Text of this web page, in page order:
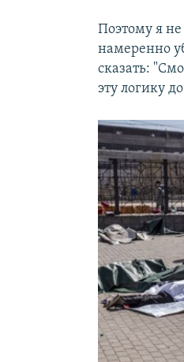
Поэтому я
намеренно
сказать:
эту логику